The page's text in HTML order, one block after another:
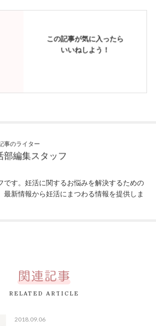
この記事が気に入ったら
いいねしよう！
事のライター
部編集スタッフ
です。妊活に関するお悩みを解決するための
最新情報から妊活にまつわる情報を提供しま
RELATED ARTICLE
2018.09.06